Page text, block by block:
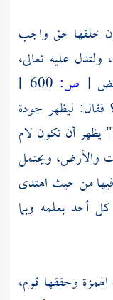
خلقها حق واجب
عليه تعالى،
[ ص:
فقال: ليظهر جودة
يظهر أن تكون لام
والأرض، ويحتمل
من حيث اهتدى
أحد بعلمه وبما
وحققها قوم،